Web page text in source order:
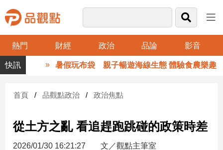
熱門 財經 政治 品論 影音
品
觀
財
台
財
暑假玩布袋 親子暢遊海線生態 體驗食農樂趣
首頁 品觀點政治 政治焦點
從土方之亂 看追趕跑跳碰的政策時差
2026/01/30 16:21:27 文／觀點主筆室